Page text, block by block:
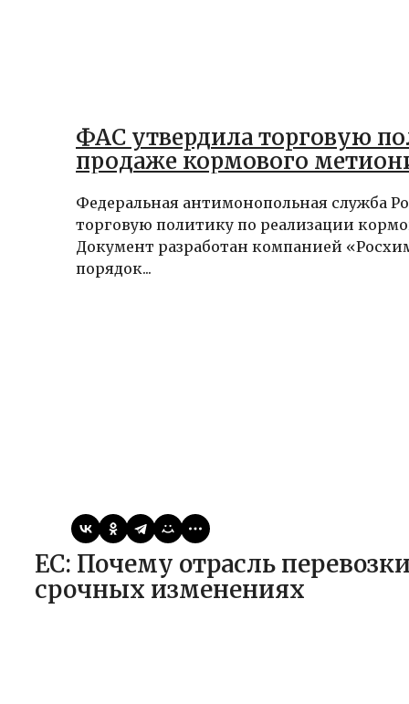
ФАС утвердила торговую
продаже кормового
Федеральная антимонопольная служба
торговую политику по реализации
Документ разработан компанией
порядок...
ЕС: Почему отрасль перевозки живых животных нуждается в
срочных изменениях